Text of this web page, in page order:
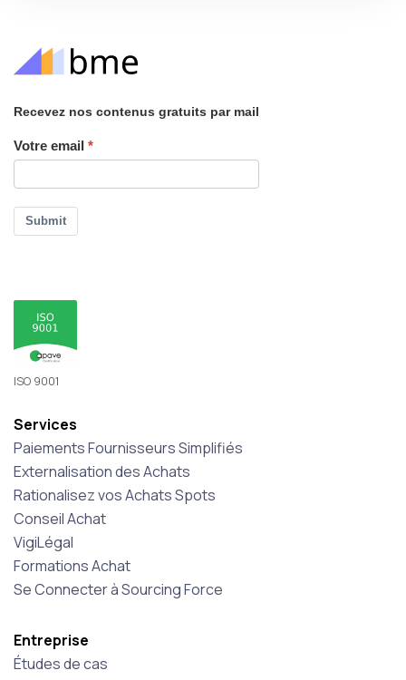
Recevez nos contenus gratuits par mail
Votre email
Submit
ISO 9001
Services
Paiements Fournisseurs Simplifiés
Externalisation des Achats
Rationalisez vos Achats Spots
Conseil Achat
VigiLégal
Formations Achat
Se Connecter à Sourcing Force
Entreprise
Études de cas